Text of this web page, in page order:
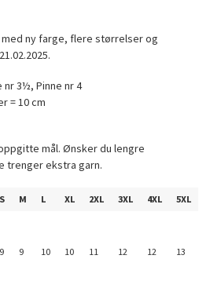
ny farge, flere størrelser og
nr 3½, Pinne nr 4
= 10 cm
mål. Ønsker du lengre
trenger ekstra garn.
S M L XL 2XL 3XL 4XL
5XL
9 9 10 10 11 12 12 13